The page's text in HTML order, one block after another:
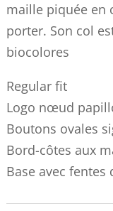
maille piquée en
porter. Son col
biocolores
Regular fit
Logo nœud
Boutons ovales
Bord-côtes aux
Base avec fentes